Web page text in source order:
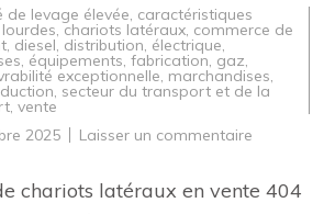
de levage élevée, caractéristiques
,chariots latéraux, commerce de
, diesel, distribution, électrique,
, équipements, fabrication, gaz,
exceptionnelle, marchandises,
, secteur du transport et de la
, vente
2025 Laisser un commentaire
chariots
chariots latéraux en vente 404